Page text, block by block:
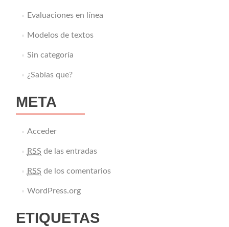
Evaluaciones en línea
Modelos de textos
Sin categoría
¿Sabías que?
META
Acceder
RSS de las entradas
RSS de los comentarios
WordPress.org
ETIQUETAS